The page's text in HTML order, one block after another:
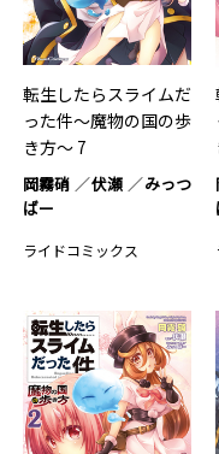
転生したらスライムだ
った件～魔物の国の歩
き方～ 7
岡霧硝 伏瀬
みっつ
ばー
ライドコミックス